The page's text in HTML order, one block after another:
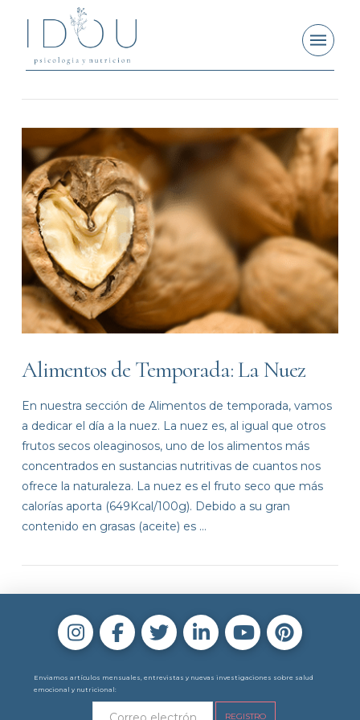
VIEW POST
Alimentos de Temporada: La Nuez
En nuestra sección de Alimentos de temporada, vamos
a dedicar el día a la nuez. La nuez es, al igual que otros
frutos secos oleaginosos, uno de los alimentos más
concentrados en sustancias nutritivas de cuantos nos
ofrece la naturaleza. La nuez es el fruto seco que más
calorías aporta (649Kcal/100g). Debido a su gran
contenido en grasas (aceite) es …
Enviamos artículos mensuales, entrevistas y nuevas investigaciones sobre salud
emocional y nutricional: